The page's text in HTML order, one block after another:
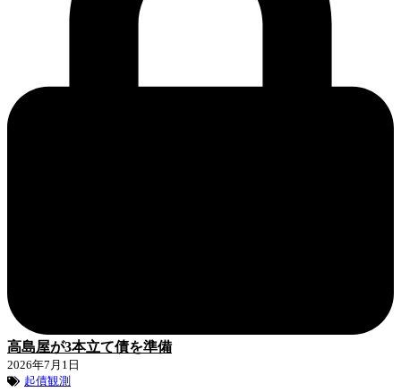
高島屋が3本立て債を準備
2026年7月1日
起債観測